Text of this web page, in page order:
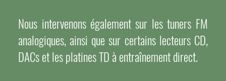
Nous intervenons également sur les tuners FM
analogiques, ainsi que sur certains lecteurs CD,
DACs et les platines TD à entraînement direct.